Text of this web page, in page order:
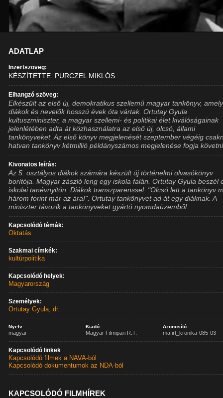
ADATLAP
Inzertszöveg:
KÉSZÍTETTE: PURCZEL MIKLÓS
Elhangzó szöveg:
Elkészült az első új, demokratikus szellemű magyar tankönyv,
diákok és nevelők hosszú évek óta vártak. Ortutay Gyula
kultuszminiszter, a magyar szellemi- és politikai élet kiválóságainak
jelenlétében adta át közhasználatra az első új, olcsó, állami
tankönyveket. Az első könyv megjelenését szeptember végéig
hatvan tankönyv kétmillió példányszámos megjelenése fogja
Kivonatos leírás:
Az 5. osztályos diákok számára készült új történelmi olvasókönyv
borítója. Magyar zászló leng egy iskola falán. Ortutay Gyula beszél
iskolai tanévnyitón. Diákok transzparenssel: "Olcsó lett a tankönyv
három forint már az ára!". Ortutay tankönyvet ad át egy diáknak. A
miniszter távozik a tankönyveket gyártó nyomdaüzemből.
Kapcsolódó témák:
Oktatás
Szakmai címkék:
kultúrpolitika
Kapcsolódó helyek:
Magyarország
Személyek:
Ortutay Gyula, dr.
Nyelv:
magyar
Kiadó:
Magyar Filmipari R.T.
Azonosító:
mafirt_kronika-085-03
Kapcsolódó linkek
Kapcsolódó filmek a NAVA-ból
Kapcsolódó dokumentumok az NDA-ból
KAPCSOLÓDÓ FILMHÍREK